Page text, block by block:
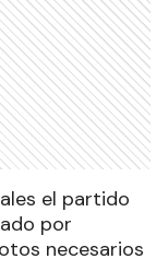
el partido
por
necesarios